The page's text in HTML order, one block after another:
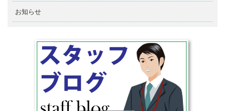
お知らせ